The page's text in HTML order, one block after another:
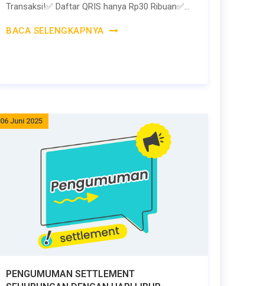
Transaksi!✅ Daftar QRIS hanya Rp30 Ribuan✅...
BACA SELENGKAPNYA
06 Juni 2025
PENGUMUMAN SETTLEMENT